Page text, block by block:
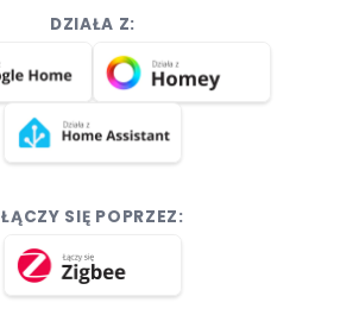
DZIAŁA Z:
ŁĄCZY SIĘ POPRZEZ: